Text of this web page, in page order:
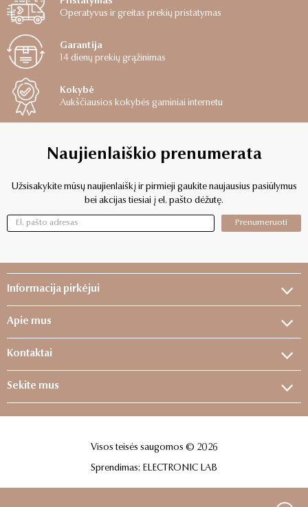
Operatyvus ir greitas prekių pristatymas
Garantija
14 dienų prekių grąžinimas
Kokybė
Aukščiausios kokybės gaminiai internetu
Naujienlaiškio prenumerata
Užsisakykite mūsų naujienlaiškį ir pirmieji gaukite naujausius pasiūlymus
bei akcijas tiesiai į el. pašto dėžutę.
Prenumeruoti
Informacija pirkėjui
Apie mus
Kontaktai
Sekite mus
Visos teisės saugomos © 2026
Sprendimas: ELECTRONIC LAB